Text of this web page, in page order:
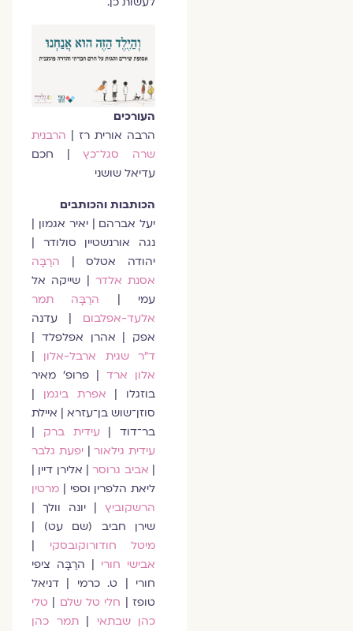
העורכים
הרבה אורית רז |הרבנית
שרה סגל־כץ| חכם
עדיאל שושני
הכותבות והכותבים
יעל אברהם | יאיר אגמון |
נגה אורנשטיין סולודר |
יהודה אטלס |
הרַבָּה
אסנת אלדר| שייקה אל
עמי |
הרַבָּה תמר
אלעד-אפלבום| עדנה
אפק | אהרן אפלפלד |
ד״ר שגית ארבל-אלון|
אלון ארד| פרופ׳ מאיר
בוזגלו | אפרת ביגמן|
סוזן־שוש בן־עזרא | איילת
בר־דוד | עידית ברק|
עידית גילאור| יפעת גלבר
אביב גרוסר| אלירן דיין |
ליאת הלפרין וספי | מרטין
הרשקוביץ| יונה וולך |
שירן חביב (שם עט) |
מיטל חודורוקובסקי
אבישי חורי| הרַבָּה ציפי
חורי | ט. כרמי | דניאל
טופז | חלי טל שלם| טלי
כהן שבתאי| תמר כהן